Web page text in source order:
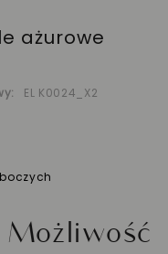
ażurowe
EL K0024_X2